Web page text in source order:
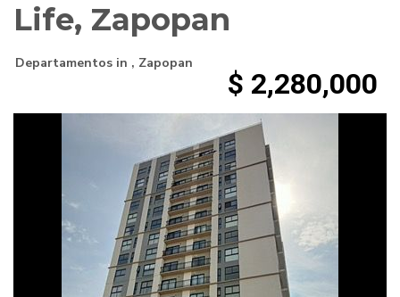
Life, Zapopan
Departamentos in , Zapopan
$ 2,280,000